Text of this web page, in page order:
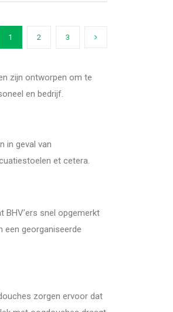
1 2 3
zijn ontworpen om te
en bedrijf.
in geval van
et cetera.
BHV’ers snel opgemerkt
een georganiseerde
zorgen ervoor dat